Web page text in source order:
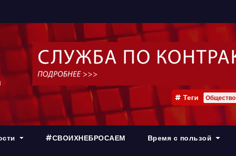
Теги Общество
#СВОИХНЕБРОСАЕМ Время с пользой